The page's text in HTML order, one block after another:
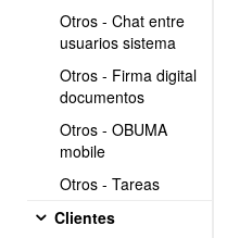
Otros - Chat entre
usuarios sistema
Otros - Firma digital
documentos
Otros - OBUMA
mobile
Otros - Tareas
Clientes